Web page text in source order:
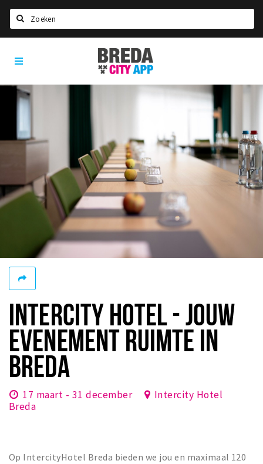
Home
Agenda
Deals
Nieuws, interviews & blogs
Drinken
Recreatief
Winkels
Winkelgebieden
Bezienswaardigheden
Musea, theaters & podia
Uitjes & activiteiten
Natuurgebieden
Breda
City
App
INTERCITY HOTEL - JOUW
EVENEMENT RUIMTE IN
BREDA
17 maart - 31 december
Intercity Hotel
Breda
Op IntercityHotel Breda bieden we jou en maximaal 120